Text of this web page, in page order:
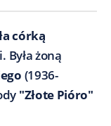
córką
Była żoną
(1936-
"Złote Pióro"